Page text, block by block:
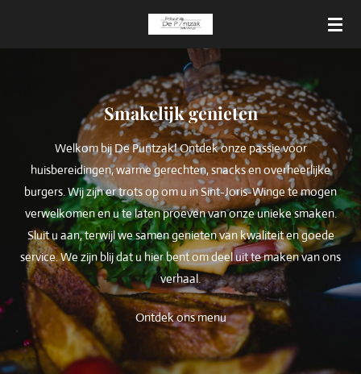
Smakelijk genieten
Welkom bij De Puntzak! Ontdek onze passie voor
huisbereidingen, warme gerechten, snacks en overheerlijke
burgers. Wij zijn er trots op om u in Sint-Joris-Winge te mogen
verwelkomen en u te laten proeven van onze unieke smaken.
Sluit u aan, terwijl we samen genieten van kwaliteit en goede
service. We zijn blij dat u hier bent om deel uit te maken van ons
verhaal.
Ontdek ons menu